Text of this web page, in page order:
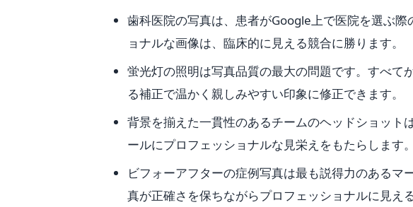
歯科医院の写真は、患者がGoogle上で医院を選ぶ
ョナルな画像は、臨床的に見える競合に勝ります。
蛍光灯の照明は写真品質の最大の問題です。すべて
る補正で温かく親しみやすい印象に修正できます。
背景を揃えた一貫性のあるチームのヘッドショット
ールにプロフェッショナルな見栄えをもたらします。
ビフォーアフターの症例写真は最も説得力のある
真が正確さを保ちながらプロフェッショナルに見え